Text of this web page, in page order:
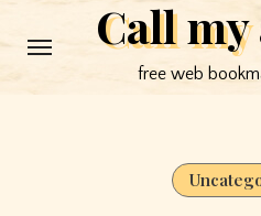
to
Call my
free web